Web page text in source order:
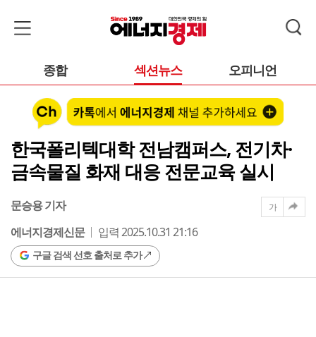
종합 섹션뉴스 오피니언
한국폴리텍대학 전남캠퍼스, 전기차·
금속물질 화재 대응 전문교육 실시
문승용 기자
에너지경제신문
입력 2025.10.31 21:16
구글 검색 선호 출처로 추가
가